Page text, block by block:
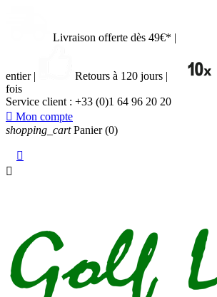
Livraison offerte dès 49€* |
entier | Retours à 120 jours |
fois
Service client : +33 (0)1 64 96 20 20
 Mon compte
shopping_cart Panier (0)

